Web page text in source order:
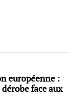
européenne :
face aux